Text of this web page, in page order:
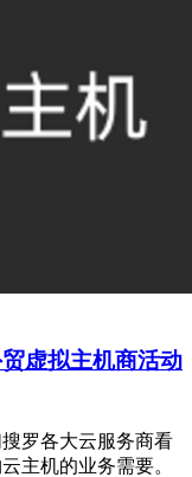
虚拟主机商活动
罗各大云服务商看
主机的业务需要。